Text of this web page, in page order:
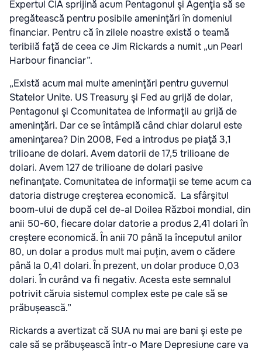
Expertul CIA sprijină acum Pentagonul şi Agenţia să se
pregătească pentru posibile ameninţări în domeniul
financiar. Pentru că în zilele noastre există o teamă
teribilă faţă de ceea ce Jim Rickards a numit „un Pearl
Harbour financiar”.
„Există acum mai multe ameninţări pentru guvernul
Statelor Unite. US Treasury şi Fed au grijă de dolar,
Pentagonul şi Ccomunitatea de Informaţii au grijă de
ameninţări. Dar ce se întâmplă când chiar dolarul este
ameninţarea? Din 2008, Fed a introdus pe piaţă 3,1
trilioane de dolari. Avem datorii de 17,5 trilioane de
dolari. Avem 127 de trilioane de dolari pasive
nefinanţate. Comunitatea de informaţii se teme acum ca
datoria distruge creşterea economică. La sfârşitul
boom-ului de după cel de-al Doilea Război mondial, din
anii 50-60, fiecare dolar datorie a produs 2,41 dolari în
creștere economică. În anii 70 până la începutul anilor
80, un dolar a produs mult mai puțin, avem o cădere
până la 0,41 dolari. În prezent, un dolar produce 0,03
dolari. În curând va fi negativ. Acesta este semnalul
potrivit căruia sistemul complex este pe cale să se
prăbușească.”
Rickards a avertizat că SUA nu mai are bani şi este pe
cale să se prăbuşească într-o Mare Depresiune care va